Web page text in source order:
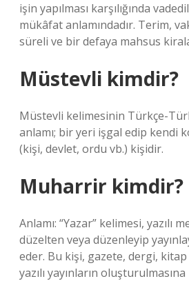
işin yapılması karşılığında
mükâfat anlamındadır. Terim,
süreli ve bir defaya mahsus
Müstevli kimdir?
Müstevli kelimesinin Türkçe-
anlamı; bir yeri işgal edip kendi
(kişi, devlet, ordu vb.) kişidir.
Muharrir kimdir?
Anlamı: “Yazar” kelimesi, yazılı
düzelten veya düzenleyip
eder. Bu kişi, gazete, dergi,
yazılı yayınların